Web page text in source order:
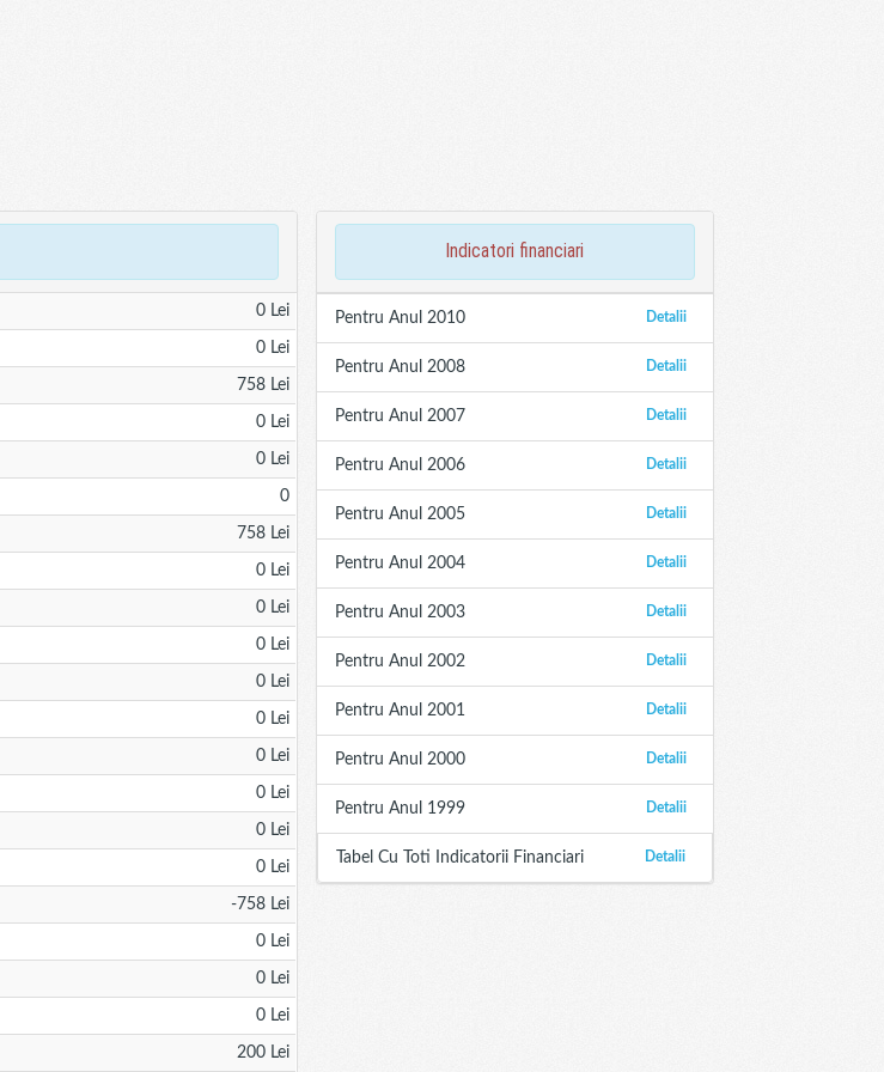
0 Lei
0 Lei
758 Lei
0 Lei
0 Lei
0
758 Lei
0 Lei
0 Lei
0 Lei
0 Lei
0 Lei
0 Lei
0 Lei
0 Lei
0 Lei
-758 Lei
0 Lei
0 Lei
0 Lei
200 Lei
indicatori financiari
Detalii
Pentru Anul 2010
Detalii
Pentru Anul 2008
Detalii
Pentru Anul 2007
Detalii
Pentru Anul 2006
Detalii
Pentru Anul 2005
Detalii
Pentru Anul 2004
Detalii
Pentru Anul 2003
Detalii
Pentru Anul 2002
Detalii
Pentru Anul 2001
Detalii
Pentru Anul 2000
Detalii
Pentru Anul 1999
Detalii
Tabel Cu Toti Indicatorii Financiari